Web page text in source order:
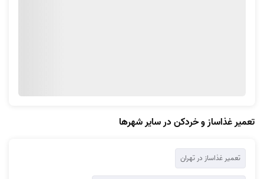
تعمیر غذاساز و خردکن در سایر شهرها
تعمیر غذاساز در تهران